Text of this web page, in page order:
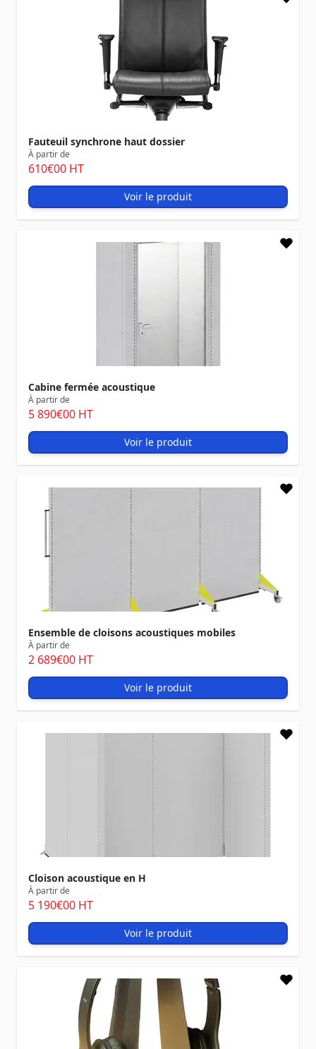
Fauteuil synchrone haut dossier
À partir de
610€00 HT
Voir le produit
Cabine fermée acoustique
À partir de
5 890€00 HT
Voir le produit
Ensemble de cloisons acoustiques mobiles
À partir de
2 689€00 HT
Voir le produit
Cloison acoustique en H
À partir de
5 190€00 HT
Voir le produit